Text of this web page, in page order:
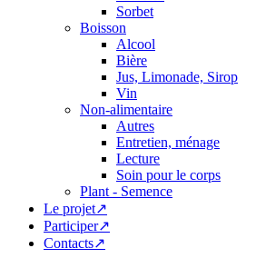
Sorbet
Boisson
Alcool
Bière
Jus, Limonade, Sirop
Vin
Non-alimentaire
Autres
Entretien, ménage
Lecture
Soin pour le corps
Plant - Semence
Le projet↗
Participer↗
Contacts↗